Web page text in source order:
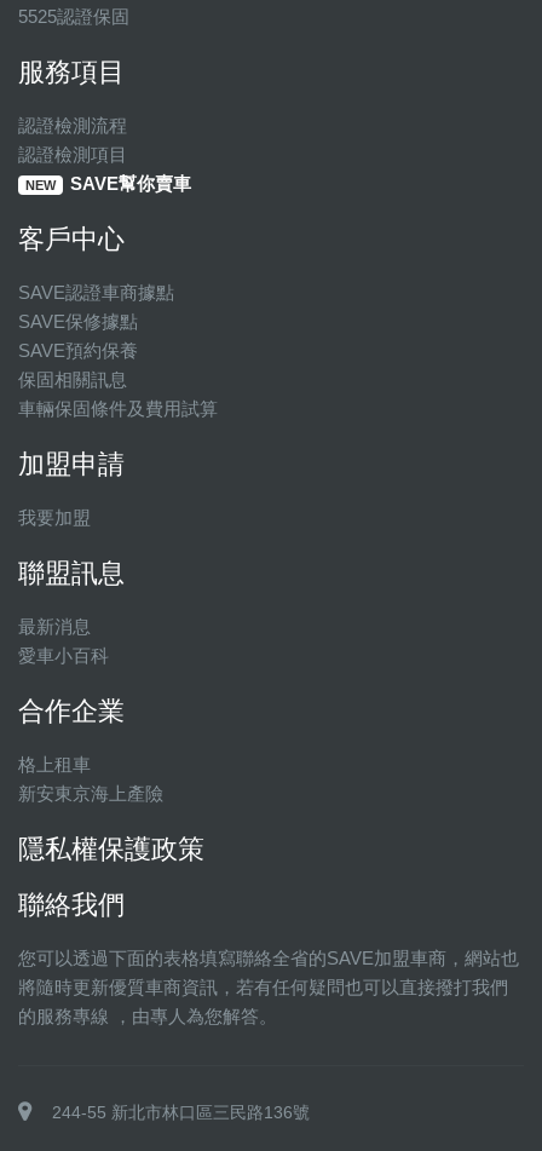
5525認證保固
服務項目
認證檢測流程
認證檢測項目
NEW SAVE幫你賣車
客戶中心
SAVE認證車商據點
SAVE保修據點
SAVE預約保養
保固相關訊息
車輛保固條件及費用試算
加盟申請
我要加盟
聯盟訊息
最新消息
愛車小百科
合作企業
格上租車
新安東京海上產險
隱私權保護政策
聯絡我們
您可以透過下面的表格填寫聯絡全省的SAVE加盟車商，網站也
將隨時更新優質車商資訊，若有任何疑問也可以直接撥打我們
的服務專線 ，由專人為您解答。
244-55 新北市林口區三民路136號